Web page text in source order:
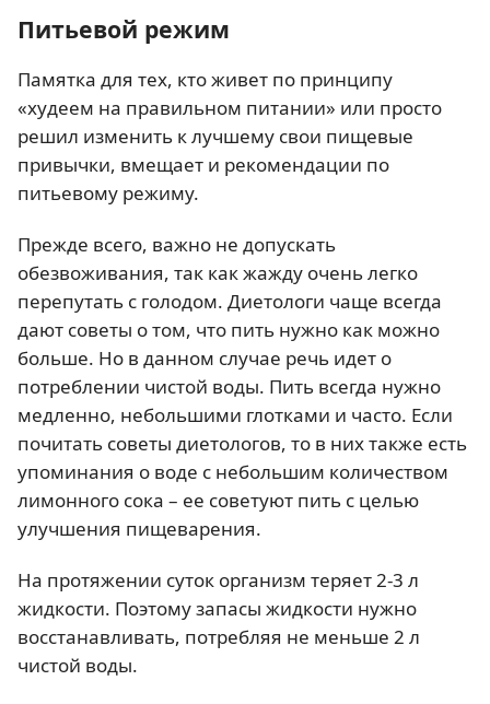
Питьевой режим
Памятка для тех, кто живет по принципу
«худеем на правильном питании» или просто
решил изменить к лучшему свои пищевые
привычки, вмещает и рекомендации по
питьевому режиму.
Прежде всего, важно не допускать
обезвоживания, так как жажду очень легко
перепутать с голодом. Диетологи чаще всегда
дают советы о том, что пить нужно как можно
больше. Но в данном случае речь идет о
потреблении чистой воды. Пить всегда нужно
медленно, небольшими глотками и часто. Если
почитать советы диетологов, то в них также есть
упоминания о воде с небольшим количеством
лимонного сока – ее советуют пить с целью
улучшения пищеварения.
На протяжении суток организм теряет 2-3 л
жидкости. Поэтому запасы жидкости нужно
восстанавливать, потребляя не меньше 2 л
чистой воды.